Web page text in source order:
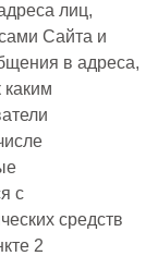
лиц,
Сайта и
в адреса,
каким
с
средств
2